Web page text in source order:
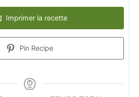
Imprimer la recette
Pin Recipe